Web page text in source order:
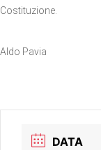
Costituzione.
Aldo Pavia
DATA